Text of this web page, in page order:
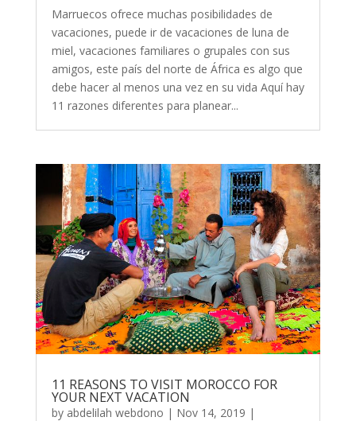
Marruecos ofrece muchas posibilidades de
vacaciones, puede ir de vacaciones de luna de
miel, vacaciones familiares o grupales con sus
amigos, este país del norte de África es algo que
debe hacer al menos una vez en su vida Aquí hay
11 razones diferentes para planear...
11 REASONS TO VISIT MOROCCO FOR
YOUR NEXT VACATION
by abdelilah webdono | Nov 14, 2019 |